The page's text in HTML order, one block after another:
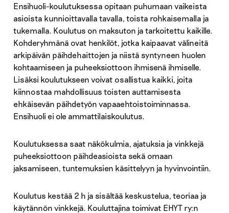
Ensihuoli-koulutuksessa opitaan puhumaan vaikeista
asioista kunnioittavalla tavalla, toista rohkaisemalla ja
tukemalla. Koulutus on maksuton ja tarkoitettu kaikille.
Kohderyhmänä ovat henkilöt, jotka kaipaavat välineitä
arkipäivän päihdehaittojen ja niistä syntyneen huolen
kohtaamiseen ja puheeksiottoon ihmisenä ihmiselle.
Lisäksi koulutukseen voivat osallistua kaikki, joita
kiinnostaa mahdollisuus toisten auttamisesta
ehkäisevän päihdetyön vapaaehtoistoiminnassa.
Ensihuoli ei ole ammattilaiskoulutus.
Koulutuksessa saat näkökulmia, ajatuksia ja vinkkejä
puheeksiottoon päihdeasioista sekä omaan
jaksamiseen, tuntemuksien käsittelyyn ja hyvinvointiin.
Koulutus kestää 2 h ja sisältää keskustelua, teoriaa ja
käytännön vinkkejä. Kouluttajina toimivat EHYT ry:n